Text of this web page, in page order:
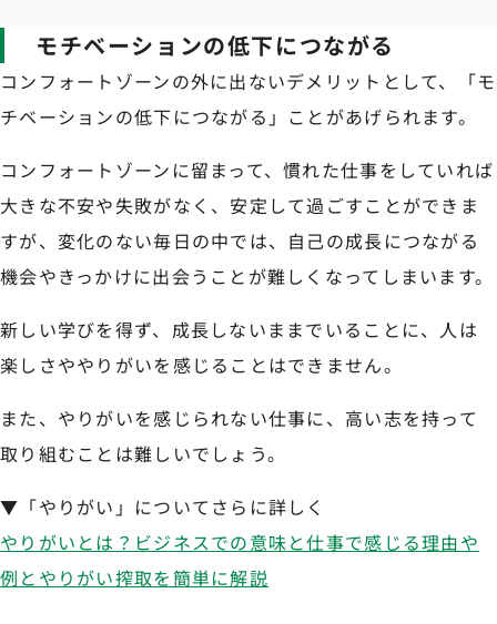
モチベーションの低下につながる
コンフォートゾーンの外に出ないデメリットとして、「モ
チベーションの低下につながる」ことがあげられます。
コンフォートゾーンに留まって、慣れた仕事をしていれば
大きな不安や失敗がなく、安定して過ごすことができま
すが、変化のない毎日の中では、自己の成長につながる
機会やきっかけに出会うことが難しくなってしまいます。
新しい学びを得ず、成長しないままでいることに、人は
楽しさややりがいを感じることはできません。
また、やりがいを感じられない仕事に、高い志を持って
取り組むことは難しいでしょう。
▼「やりがい」についてさらに詳しく
やりがいとは？ビジネスでの意味と仕事で感じる理由や
例とやりがい搾取を簡単に解説